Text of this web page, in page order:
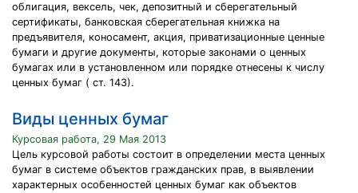
облигация, вексель, чек, депозитный и сберегательный
сертификаты, банковская сберегательная книжка на
предъявителя, коносамент, акция, приватизационные ценные
бумаги и другие документы, которые законами о ценных
бумагах или в установленном или порядке отнесены к числу
ценных бумаг ( ст. 143).
Виды ценных бумаг
Курсовая работа, 29 Мая 2013
Цель курсовой работы состоит в определении места ценных
бумаг в системе объектов гражданских прав, в выявлении
характерных особенностей ценных бумаг как объектов